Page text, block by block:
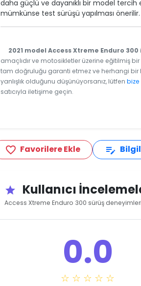
daha güçlü ve dayanıklı bir model tercih
mümkünse test sürüşü yapılması önerilir.
2021 model Access Xtreme Enduro 300
amaçlıdır ve motosikletler üzerine eğitilmiş
tam doğruluğu garanti etmez ve herhangi bir
yanlışlık olduğunu düşünüyorsanız, lütfen bize
satıcıyla iletişime geçin.
favorite_border Favorilere Ekle edit_note
star Kullanıcı
Access Xtreme Enduro 300 sürüş
0.0
☆ ☆ ☆ ☆ ☆